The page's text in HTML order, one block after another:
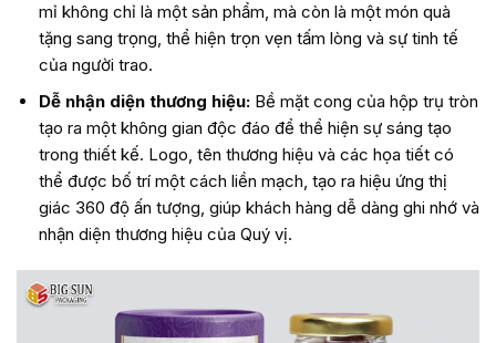
mỉ không chỉ là một sản phẩm, mà còn là một món quà
tặng sang trọng, thể hiện trọn vẹn tấm lòng và sự tinh tế
của người trao.
Dễ nhận diện thương hiệu:Bề mặt cong của hộp trụ tròn
tạo ra một không gian độc đáo để thể hiện sự sáng tạo
trong thiết kế. Logo, tên thương hiệu và các họa tiết có
thể được bố trí một cách liền mạch, tạo ra hiệu ứng thị
giác 360 độ ấn tượng, giúp khách hàng dễ dàng ghi nhớ và
nhận diện thương hiệu của Quý vị.